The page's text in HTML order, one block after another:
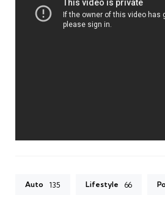
Auto 135 Lifestyle 66